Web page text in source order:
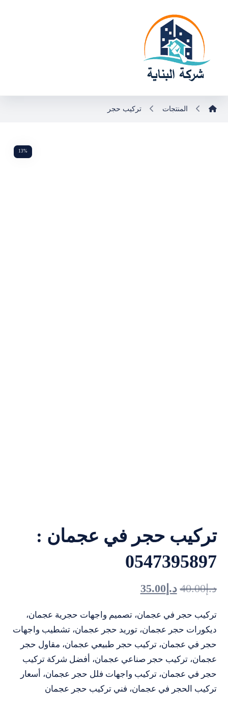
المنتجات تركيب حجر
13%
تركيب حجر في عجمان :
0547395897
د.إ40.00 د.إ 35.00
تركيب حجر في عجمان، تصميم واجهات حجرية عجمان،
ديكورات حجر عجمان، توريد حجر عجمان، تشطيب واجهات
حجر في عجمان، تركيب حجر طبيعي عجمان، مقاول حجر
عجمان، تركيب حجر صناعي عجمان، أفضل شركة تركيب
حجر في عجمان، تركيب واجهات فلل حجر عجمان، أسعار
تركيب الحجر في عجمان، فني تركيب حجر عجمان